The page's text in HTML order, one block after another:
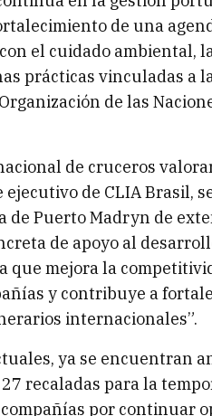
de una
el cuidado ambiental,
prácticas vinculadas a
de las
de cruceros
de CLIA Brasil,
Puerto Madryn de
de apoyo al
que mejora la
y contribuye a
internacionales”.
ya se encuentran
recaladas para la
por continuar